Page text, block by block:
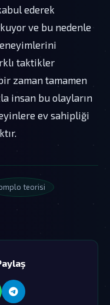
ederek
ve bu nedenle
taktikler
zaman tamamen
insan bu olayların
ev sahipliği
teorisi